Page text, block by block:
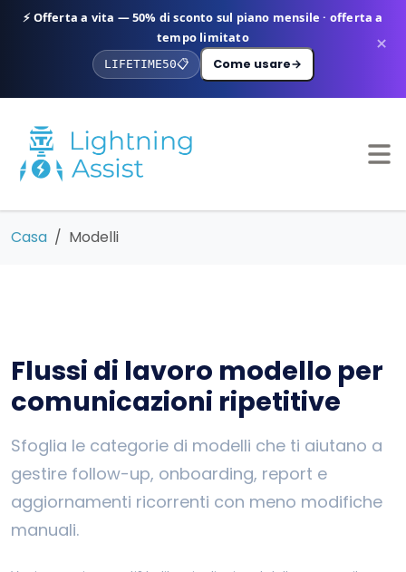
⚡ Offerta a vita — 50% di sconto sul piano mensile · offerta a
tempo limitato
LIFETIME50📋 Come usare→
×
Casa Modelli
Flussi di lavoro modello per
comunicazioni ripetitive
Sfoglia le categorie di modelli che ti aiutano a
gestire follow-up, onboarding, report e
aggiornamenti ricorrenti con meno modifiche
manuali.